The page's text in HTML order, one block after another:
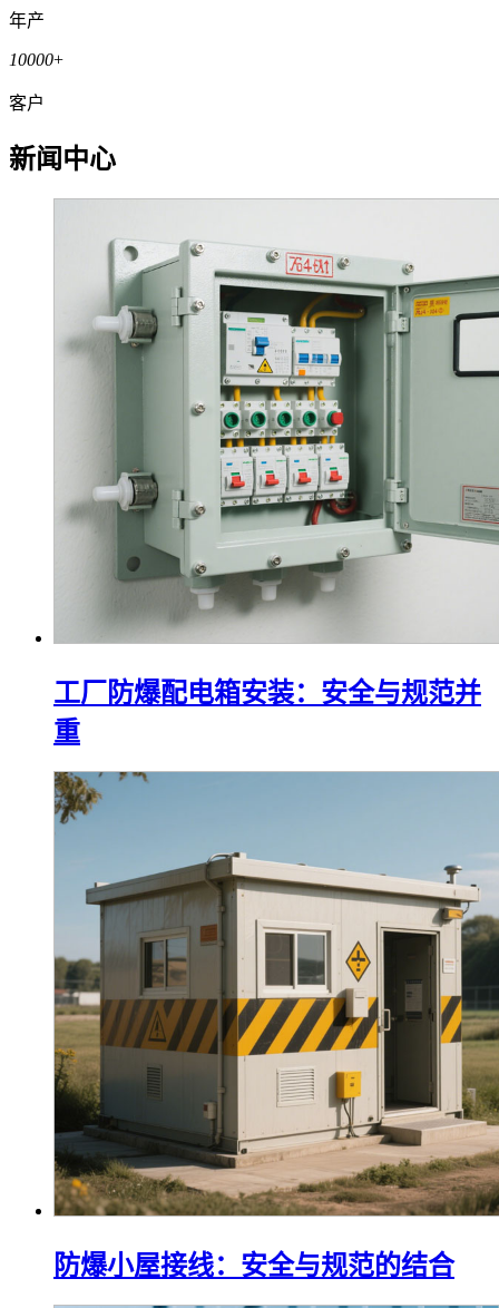
年产
10000+
客户
新闻中心
工厂防爆配电箱安装：安全与规范并
重
防爆小屋接线：安全与规范的结合